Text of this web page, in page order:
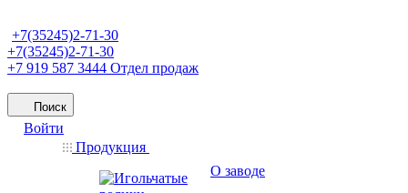
+7(35245)2-71-30
+7(35245)2-71-30
+7 919 587 3444 Отдел продаж
Поиск
Войти
Продукция
О заводе